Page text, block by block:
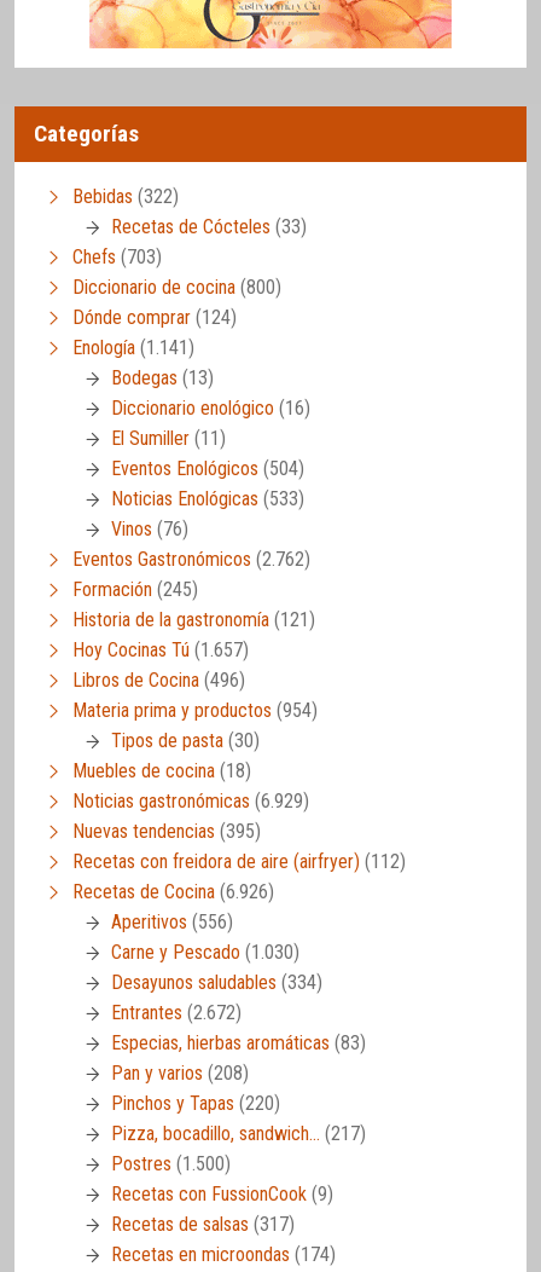
Categorías
Bebidas (322)
Recetas de Cócteles (33)
Chefs (703)
Diccionario de cocina (800)
Dónde comprar (124)
Enología (1.141)
Bodegas (13)
Diccionario enológico (16)
El Sumiller (11)
Eventos Enológicos (504)
Noticias Enológicas (533)
Vinos (76)
Eventos Gastronómicos (2.762)
Formación (245)
Historia de la gastronomía (121)
Hoy Cocinas Tú (1.657)
Libros de Cocina (496)
Materia prima y productos (954)
Tipos de pasta (30)
Muebles de cocina (18)
Noticias gastronómicas (6.929)
Nuevas tendencias (395)
Recetas con freidora de aire (airfryer) (112)
Recetas de Cocina (6.926)
Aperitivos (556)
Carne y Pescado (1.030)
Desayunos saludables (334)
Entrantes (2.672)
Especias, hierbas aromáticas (83)
Pan y varios (208)
Pinchos y Tapas (220)
Pizza, bocadillo, sandwich… (217)
Postres (1.500)
Recetas con FussionCook (9)
Recetas de salsas (317)
Recetas en microondas (174)